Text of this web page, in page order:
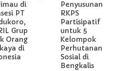
di
PT
Grup
Orang
di
Penyusunan
RKPS
Partisipatif
untuk 5
Kelompok
Perhutanan
Sosial di
Bengkalis